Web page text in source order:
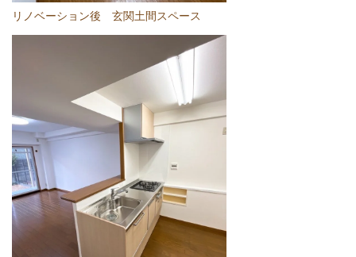
リノベーション後 玄関土間スペース